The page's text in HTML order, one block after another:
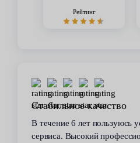
Рейтинг
Стабильное качество
В течение 6 лет пользуюсь
сервиса. Высокий